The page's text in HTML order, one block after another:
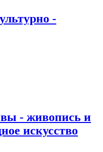
-
- живопись и
искусство